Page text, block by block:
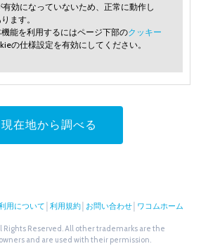
効になっていないため、正常に動作し
ます。
能を利用するにはページ下部のクッキー
の仕様設定を有効にしてください。
現在地から調べる
用について 利用規約 お問い合わせ ワコムホーム
Rights Reserved. All other trademarks are the
and are used with their permission.